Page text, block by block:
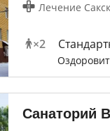
Лечение
×2
Санаторий